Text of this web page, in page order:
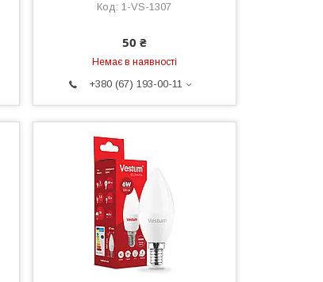
1-VS-1307
50 ₴
Немає в наявності
+380 (67) 193-00-11